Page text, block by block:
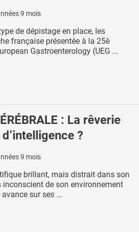
9 mois
de dépistage en place, les
française présentée à la 25è
Gastroenterology (UEG ...
: La rêverie
?
9 mois
brillant, mais distrait dans son
inconscient de son environnement
sur ses ...